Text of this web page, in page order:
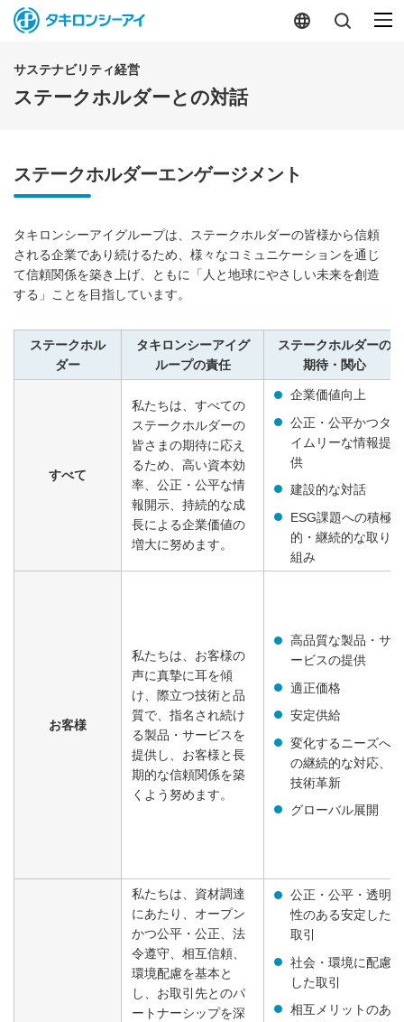
サステナビリティ経営
ステークホルダーとの対話
ステークホルダーエンゲージメント
タキロンシーアイグループは、ステークホルダーの皆様から信頼
される企業であり続けるため、様々なコミュニケーションを通じ
て信頼関係を築き上げ、ともに「人と地球にやさしい未来を創造
する」ことを目指しています。
ステークホル
ダー
タキロンシーアイグ
ループの責任
ステークホルダーの
期待・関心
すべて
私たちは、すべての
ステークホルダーの
皆さまの期待に応え
るため、高い資本効
率、公正・公平な情
報開示、持続的な成
長による企業価値の
増大に努めます。
企業価値向上
公正・公平かつタ
イムリーな情報提
供
建設的な対話
ESG課題への積極
的・継続的な取り
組み
お客様
私たちは、お客様の
声に真摯に耳を傾
け、際立つ技術と品
質で、指名され続け
る製品・サービスを
提供し、お客様と長
期的な信頼関係を築
くよう努めます。
高品質な製品・サ
ービスの提供
適正価格
安定供給
変化するニーズへ
の継続的な対応、
技術革新
グローバル展開
私たちは、資材調達
にあたり、オープン
かつ公平・公正、法
令遵守、相互信頼、
環境配慮を基本と
し、お取引先とのパ
ートナーシップを深
公正・公平・透明
性のある安定した
取引
社会・環境に配慮
した取引
相互メリットのあ